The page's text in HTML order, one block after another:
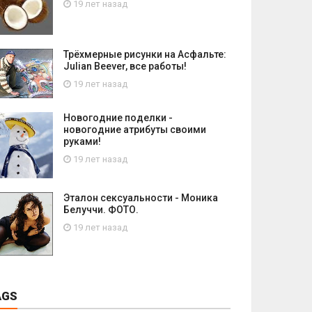
19 лет назад
Трёхмерные рисунки на Асфальте:
Julian Beever, все работы!
19 лет назад
Новогодние поделки -
новогодние атрибуты своими
руками!
19 лет назад
Эталон сексуальности - Моника
Белуччи. ФОТО.
19 лет назад